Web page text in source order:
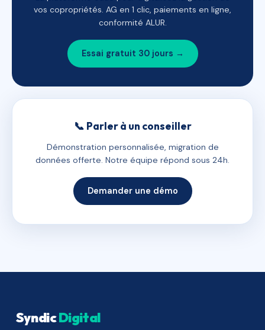
vos copropriétés. AG en 1 clic, paiements en ligne,
conformité ALUR.
Essai gratuit 30 jours →
📞 Parler à un conseiller
Démonstration personnalisée, migration de
données offerte. Notre équipe répond sous 24h.
Demander une démo
SyndicDigital